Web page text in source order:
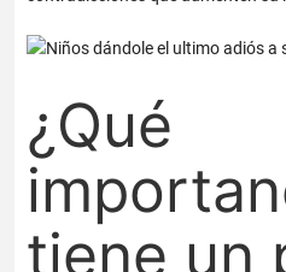
¿Qué
tiene un